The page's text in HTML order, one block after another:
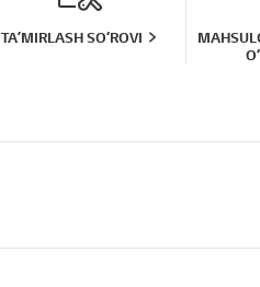
TAʼMIRLASH SOʻROVI